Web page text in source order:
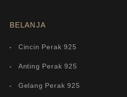
BELANJA
Cincin Perak 925
Anting Perak 925
Gelang Perak 925